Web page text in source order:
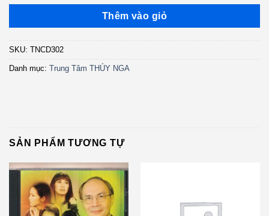
Thêm vào giỏ
SKU: TNCD302
Danh mục: Trung Tâm THÚY NGA
SẢN PHẨM TƯƠNG TỰ